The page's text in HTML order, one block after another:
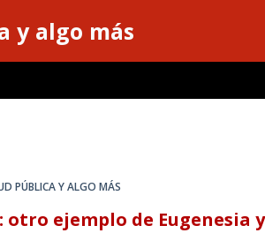
y algo más
PÚBLICA Y ALGO MÁS
ejemplo de Eugenesia